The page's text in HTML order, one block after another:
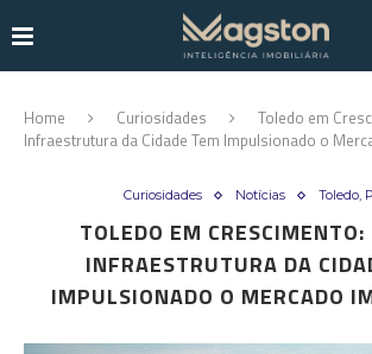
Home Curiosidades
Toledo em
Infraestrutura da Cidade Tem Impulsionado o
Curiosidades Notícias Toledo,
TOLEDO EM CRESCIMENTO:
INFRAESTRUTURA DA
IMPULSIONADO O MERCADO